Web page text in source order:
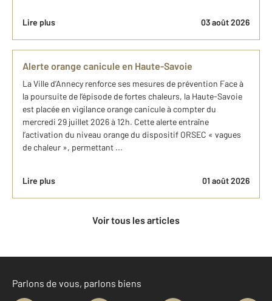
Lire plus 03 août 2026
Alerte orange canicule en Haute-Savoie
La Ville d’Annecy renforce ses mesures de prévention Face à
la poursuite de l’épisode de fortes chaleurs, la Haute-Savoie
est placée en vigilance orange canicule à compter du
mercredi 29 juillet 2026 à 12h. Cette alerte entraîne
l’activation du niveau orange du dispositif ORSEC « vagues
de chaleur », permettant ...
Lire plus 01 août 2026
Voir tous les articles
Parlons de vous, parlons biens